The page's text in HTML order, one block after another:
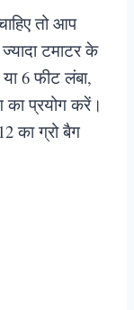
तो आप
टमाटर के
6 फीट लंबा,
का प्रयोग करें।
का ग्रो बैग